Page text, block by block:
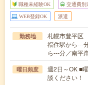
職種未経験OK 交通費別
WEB登録OK 派遣
勤務地
札幌市豊平区
福住駅から---
ら---分／南平
曜日頻度
週2日～OK ■
談ください！